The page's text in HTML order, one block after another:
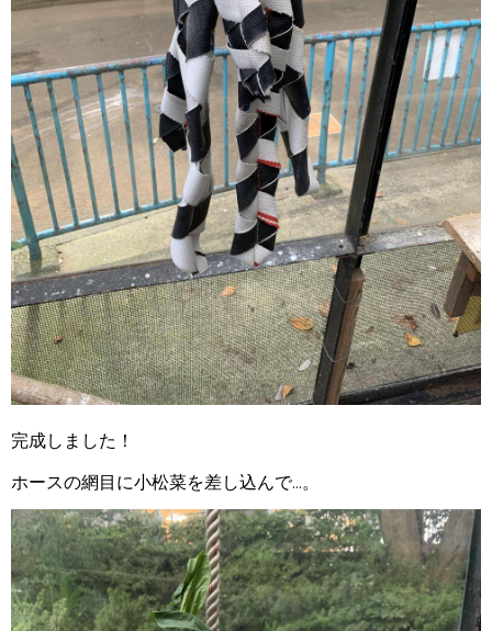
完成しました！
ホースの網目に小松菜を差し込んで...。